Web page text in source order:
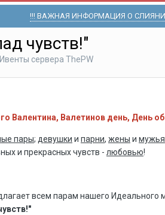
!!! ВАЖНАЯ ИНФОРМАЦИЯ О
чувств!"
сервера ThePW
Валентина, Валетинов день, День
пары; девушки и парни, жены и мужья
и прекрасных чувств - любовью!
всем парам нашего Идеального